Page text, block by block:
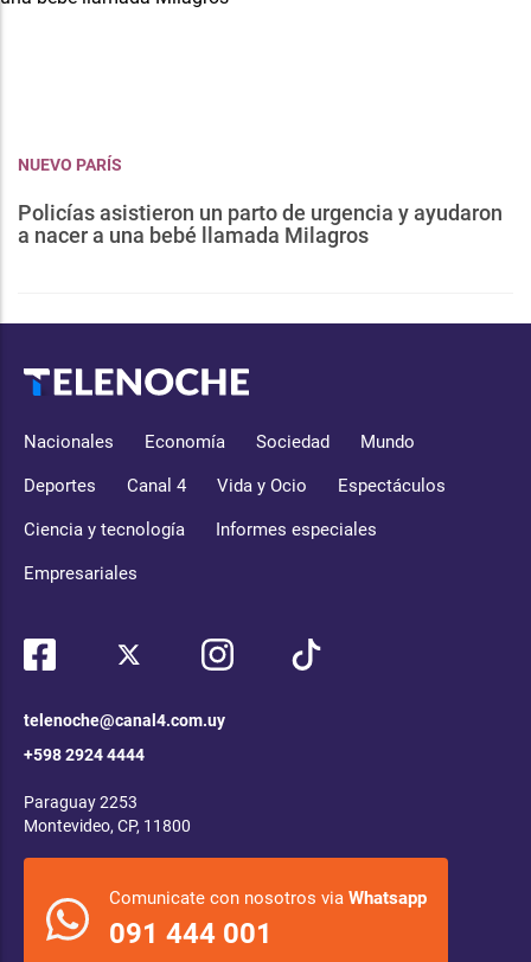
NUEVO PARÍS
Policías asistieron un parto de urgencia y ayudaron
a nacer a una bebé llamada Milagros
Nacionales Economía Sociedad Mundo
Deportes Canal 4 Vida y Ocio Espectáculos
Ciencia y tecnología Informes especiales
Empresariales
telenoche@canal4.com.uy
+598 2924 4444
Paraguay 2253
Montevideo, CP, 11800
Comunicate con nosotros via Whatsapp
091 444 001